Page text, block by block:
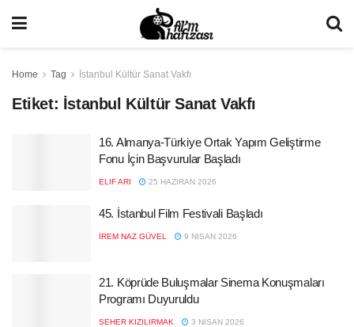
Home Tag İstanbul Kültür Sanat Vakfı
Etiket: İstanbul Kültür Sanat Vakfı
16. Almanya-Türkiye Ortak Yapım Geliştirme
Fonu İçin Başvurular Başladı
ELIF ARI 25 HAZIRAN 2026
45. İstanbul Film Festivali Başladı
İREM NAZ GÜVEL 9 NISAN 2026
21. Köprüde Buluşmalar Sinema Konuşmaları
Programı Duyuruldu
SEHER KIZILIRMAK 3 NISAN 2026